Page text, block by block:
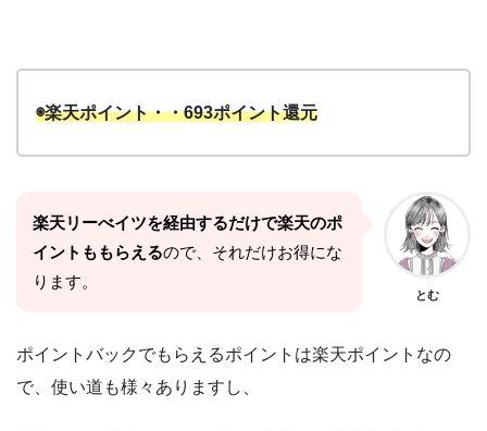
◉楽天ポイント・・693ポイント還元
楽天リーべイツを経由するだけで楽天のポ
イントももらえるので、それだけお得にな
ります。
とむ
ポイントバックでもらえるポイントは楽天ポイントなの
で、使い道も様々ありますし、